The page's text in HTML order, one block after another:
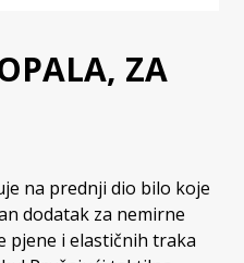
ZA
na prednji dio bilo koje
dodatak za nemirne
pjene i elastičnih traka